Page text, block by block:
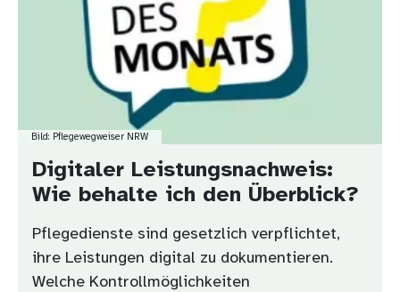
Bild: Pflegewegweiser NRW
Digitaler Leistungsnachweis:
Wie behalte ich den Überblick?
Pflegedienste sind gesetzlich verpflichtet,
ihre Leistungen digital zu dokumentieren.
Welche Kontrollmöglichkeiten